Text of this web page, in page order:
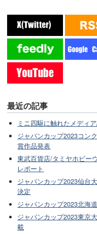
最近の記事
ミニ四駆に触れたメディ
ジャパンカップ2023コン
賞作品発表
東武百貨店/タミヤホビー
レポート
ジャパンカップ2023仙台
決定
ジャパンカップ2023北海
ジャパンカップ2023東京
載